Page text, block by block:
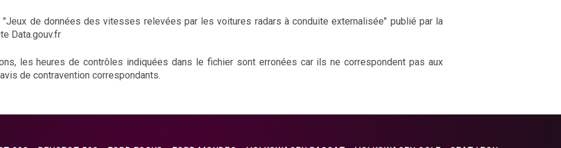
de données des vitesses relevées par les voitures radars à conduite externalisée" publié par la
Data.gouv.fr
les heures de contrôles indiquées dans le fichier sont erronées car ils ne correspondent pas aux
de contravention correspondants.